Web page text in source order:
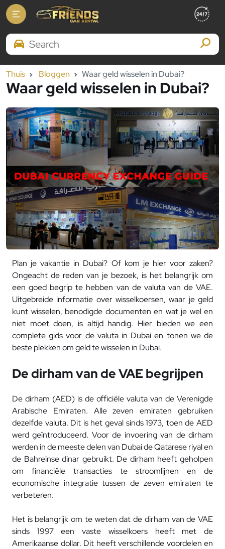
Search Brands
Thuis Bloggen Waar geld wisselen in Dubai?
Waar geld wisselen in Dubai?
Plan je vakantie in Dubai? Of kom je hier voor zaken?
Ongeacht de reden van je bezoek, is het belangrijk om
een goed begrip te hebben van de valuta van de VAE.
Uitgebreide informatie over wisselkoersen, waar je geld
kunt wisselen, benodigde documenten en wat je wel en
niet moet doen, is altijd handig. Hier bieden we een
complete gids voor de valuta in Dubai en tonen we de
beste plekken om geld te wisselen in Dubai.
De dirham van de VAE begrijpen
De dirham (AED) is de officiële valuta van de Verenigde
Arabische Emiraten. Alle zeven emiraten gebruiken
dezelfde valuta. Dit is het geval sinds 1973, toen de AED
werd geïntroduceerd. Voor de invoering van de dirham
werden in de meeste delen van Dubai de Qatarese riyal en
de Bahreinse dinar gebruikt. De dirham heeft geholpen
om financiële transacties te stroomlijnen en de
economische integratie tussen de zeven emiraten te
verbeteren.
Het is belangrijk om te weten dat de dirham van de VAE
sinds 1997 een vaste wisselkoers heeft met de
Amerikaanse dollar. Dit heeft verschillende voordelen en